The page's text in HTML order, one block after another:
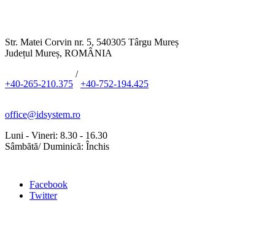
Str. Matei Corvin nr. 5, 540305 Târgu Mureș
Județul Mureș, ROMÂNIA
+40-265-210.375
/
+40-752-194.425
office@idsystem.ro
Luni - Vineri: 8.30 - 16.30
Sâmbătă/ Duminică: Închis
Facebook
Twitter